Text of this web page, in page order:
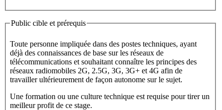
Public cible et prérequis
Toute personne impliquée dans des postes techniques, ayant
déjà des connaissances de base sur les réseaux de
télécommunications et souhaitant connaître les principes des
réseaux radiomobiles 2G, 2.5G, 3G, 3G+ et 4G afin de
travailler ultérieurement de façon autonome sur le sujet.
Une formation ou une culture technique est requise pour tirer un
meilleur profit de ce stage.